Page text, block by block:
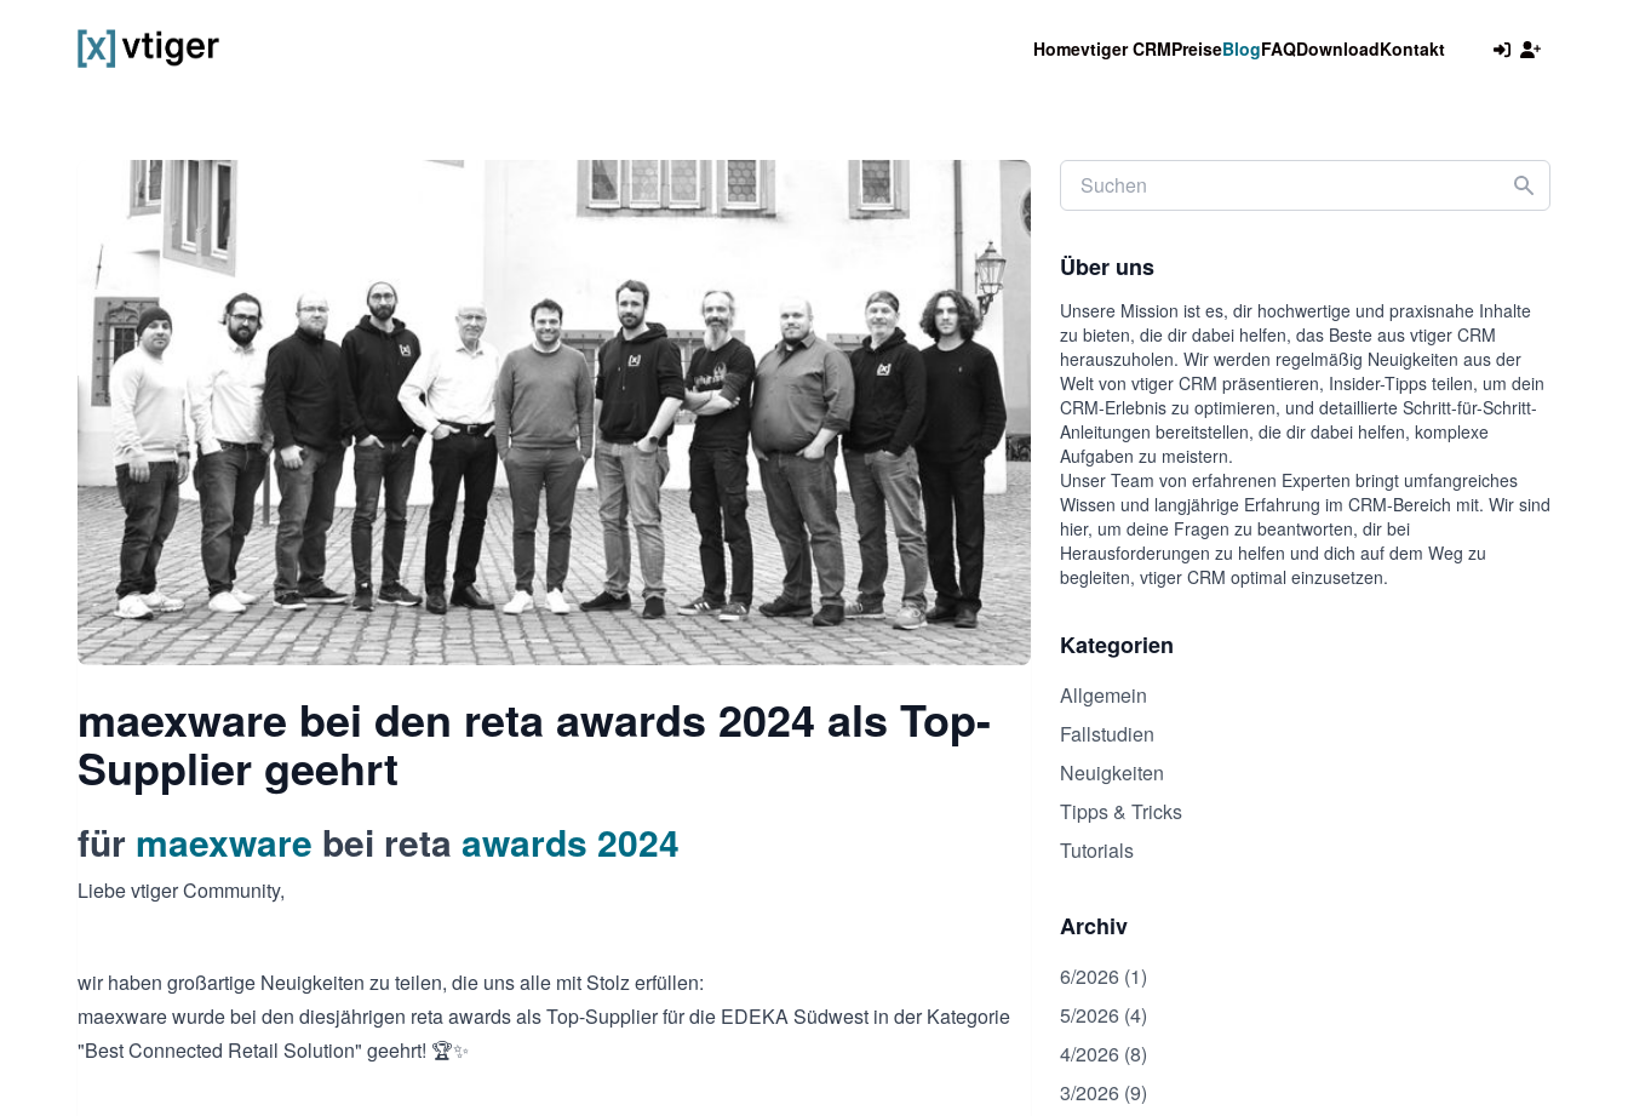
vtiger CRM Homevtiger CRMPreiseBlogFAQDownloadKontakt
maexware bei den reta awards 2024 als Top-
Supplier geehrt
für maexware bei reta awards 2024
Liebe vtiger Community,
wir haben großartige Neuigkeiten zu teilen, die uns alle mit Stolz erfüllen:
maexware wurde bei den diesjährigen reta awards als Top-Supplier für die EDEKA Südwest in der Kategorie
"Best Connected Retail Solution" geehrt! 🏆✨
Über uns
Unsere Mission ist es, dir hochwertige und praxisnahe Inhalte
zu bieten, die dir dabei helfen, das Beste aus vtiger CRM
herauszuholen. Wir werden regelmäßig Neuigkeiten aus der
Welt von vtiger CRM präsentieren, Insider-Tipps teilen, um dein
CRM-Erlebnis zu optimieren, und detaillierte Schritt-für-Schritt-
Anleitungen bereitstellen, die dir dabei helfen, komplexe
Aufgaben zu meistern.
Unser Team von erfahrenen Experten bringt umfangreiches
Wissen und langjährige Erfahrung im CRM-Bereich mit. Wir sind
hier, um deine Fragen zu beantworten, dir bei
Herausforderungen zu helfen und dich auf dem Weg zu
begleiten, vtiger CRM optimal einzusetzen.
Kategorien
Allgemein
Fallstudien
Neuigkeiten
Tipps & Tricks
Tutorials
Archiv
6/2026 (1)
5/2026 (4)
4/2026 (8)
3/2026 (9)